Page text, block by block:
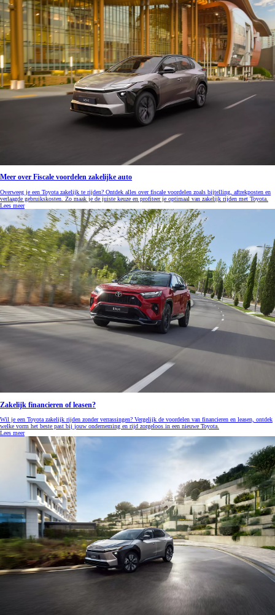
Meer over Fiscale voordelen zakelijke auto
Overweeg je een Toyota zakelijk te rijden? Ontdek alles over fiscale voordelen zoals bijtelling, aftrekposten en
verlaagde gebruikskosten. Zo maak je de juiste keuze en profiteer je optimaal van zakelijk rijden met Toyota.
Lees meer
Zakelijk financieren of leasen?
Wil je een Toyota zakelijk rijden zonder verrassingen? Vergelijk de voordelen van financieren en leasen, ontdek
welke vorm het beste past bij jouw onderneming en rijd zorgeloos in een nieuwe Toyota.
Lees meer